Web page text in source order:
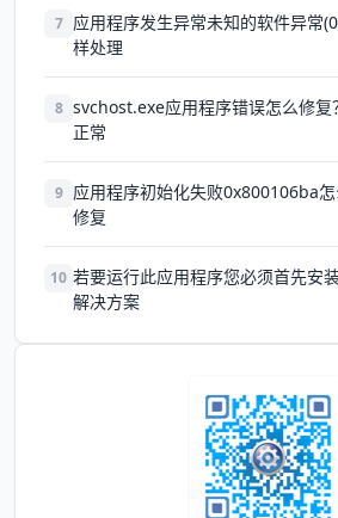
7 应用程序发生异常未知的软件异常
样处理
8 svchost.exe应用程序错误怎么修复
正常
9 应用程序初始化失败0x800106ba
修复
10 若要运行此应用程序您必须首先安
解决方案